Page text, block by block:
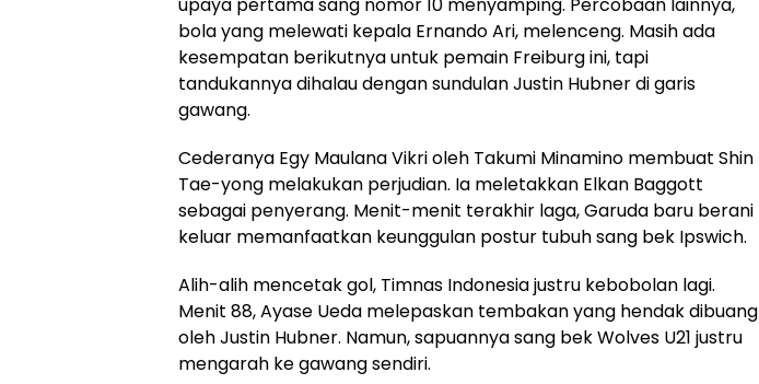
bola yang melewati kepala Ernando Ari, melenceng. Masih ada
kesempatan berikutnya untuk pemain Freiburg ini, tapi
tandukannya dihalau dengan sundulan Justin Hubner di garis
gawang.
Cederanya Egy Maulana Vikri oleh Takumi Minamino membuat Shin
Tae-yong melakukan perjudian. Ia meletakkan Elkan Baggott
sebagai penyerang. Menit-menit terakhir laga, Garuda baru berani
keluar memanfaatkan keunggulan postur tubuh sang bek Ipswich.
Alih-alih mencetak gol, Timnas Indonesia justru kebobolan lagi.
Menit 88, Ayase Ueda melepaskan tembakan yang hendak dibuang
oleh Justin Hubner. Namun, sapuannya sang bek Wolves U21 justru
mengarah ke gawang sendiri.